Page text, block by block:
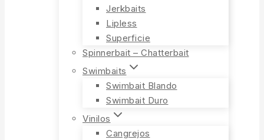
Jerkbaits
Lipless
Superficie
Spinnerbait – Chatterbait
Swimbaits
Swimbait Blando
Swimbait Duro
Vinilos
Cangrejos